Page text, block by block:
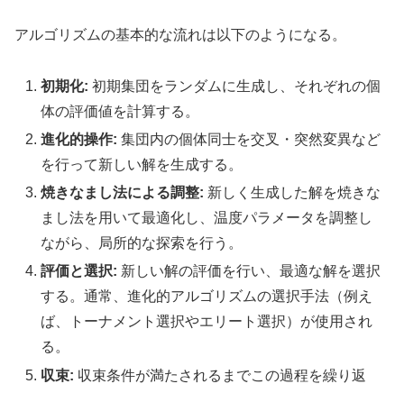
アルゴリズムの基本的な流れは以下のようになる。
初期化:初期集団をランダムに生成し、それぞれの個
体の評価値を計算する。
進化的操作: 集団内の個体同士を交叉・突然変異など
を行って新しい解を生成する。
焼きなまし法による調整: 新しく生成した解を焼きな
まし法を用いて最適化し、温度パラメータを調整し
ながら、局所的な探索を行う。
評価と選択: 新しい解の評価を行い、最適な解を選択
する。通常、進化的アルゴリズムの選択手法（例え
ば、トーナメント選択やエリート選択）が使用され
る。
収束: 収束条件が満たされるまでこの過程を繰り返